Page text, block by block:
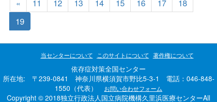
« 11 12 13 14 15 16 17
18
19
当センターについて このサイトについて 著作権について
依存症対策全国センター
所在地: 〒239-0841 神奈川県横須賀市野比5-3-1 電話：046-848-
1550（代表）
お問い合わせフォーム
Copyright © 2018独立行政法人国立病院機構久里浜医療センターAll